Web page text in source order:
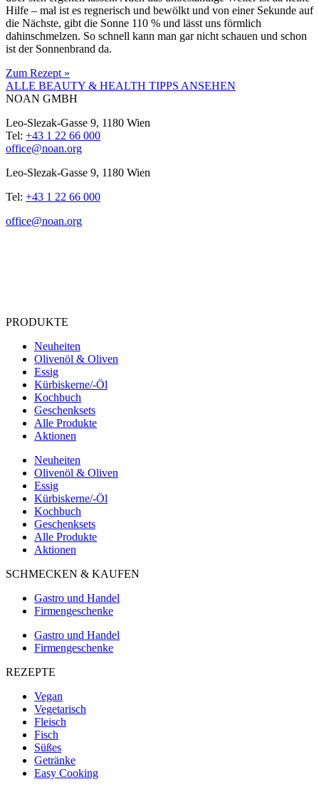
Hilfe – mal ist es regnerisch und bewölkt und von einer Sekunde auf
die Nächste, gibt die Sonne 110 % und lässt uns förmlich
dahinschmelzen. So schnell kann man gar nicht schauen und schon
ist der Sonnenbrand da.
Zum Rezept »
ALLE BEAUTY & HEALTH TIPPS ANSEHEN
NOAN GMBH
Leo-Slezak-Gasse 9, 1180 Wien
Tel: +43 1 22 66 000
office@noan.org
Leo-Slezak-Gasse 9, 1180 Wien
Tel: +43 1 22 66 000
office@noan.org
PRODUKTE
Neuheiten
Olivenöl & Oliven
Essig
Kürbiskerne/-Öl
Kochbuch
Geschenksets
Alle Produkte
Aktionen
Neuheiten
Olivenöl & Oliven
Essig
Kürbiskerne/-Öl
Kochbuch
Geschenksets
Alle Produkte
Aktionen
SCHMECKEN & KAUFEN
Gastro und Handel
Firmengeschenke
Gastro und Handel
Firmengeschenke
REZEPTE
Vegan
Vegetarisch
Fleisch
Fisch
Süßes
Getränke
Easy Cooking